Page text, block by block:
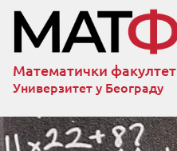
Математички факултет
Универзитет у Београду